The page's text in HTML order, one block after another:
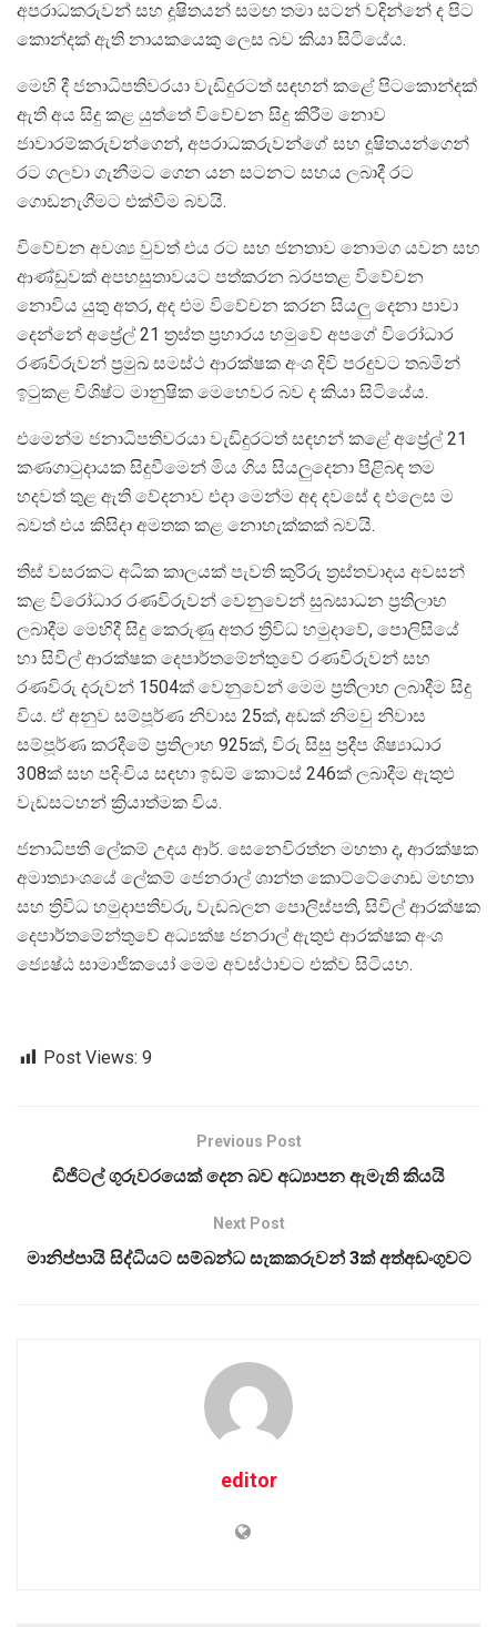
අපරාධකරුවන් සහ දූෂිතයන් සමඟ තමා සටන් වදින්නේ ද පිට
කොන්දක් ඇති නායකයෙකු ලෙස බව කියා සිටියේය.
මෙහි දී ජනාධිපතිවරයා වැඩිදුරටත් සඳහන් කළේ පිටකොන්දක්
ඇති අය සිදු කළ යුත්තේ විවේචන සිදු කිරීම නොව
ජාවාරම්කරුවන්ගෙන්, අපරාධකරුවන්ගේ සහ දූෂිතයන්ගෙන්
රට ගලවා ගැනීමට ගෙන යන සටනට සහය ලබාදී රට
ගොඩනැගීමට එක්වීම බවයි.
විවේචන අවශ්‍ය වුවත් එය රට සහ ජනතාව නොමග යවන සහ
ආණ්ඩුවක් අපහසුතාවයට පත්කරන බරපතළ විවේචන
නොවිය යුතු අතර, අද එම විවේචන කරන සියලු දෙනා පාවා
දෙන්නේ අප්‍රේල් 21 ත්‍රස්ත ප්‍රහාරය හමුවේ අපගේ විරෝධාර
රණවිරුවන් ප්‍රමුඛ සමස්ථ ආරක්ෂක අංශ දිවි පරදුවට තබමින්
ඉටුකළ විශිෂ්ට මානුෂික මෙහෙවර බව ද කියා සිටියේය.
එමෙන්ම ජනාධිපතිවරයා වැඩිදුරටත් සඳහන් කළේ අප්‍රේල් 21
කණගාටුදායක සිදුවීමෙන් මිය ගිය සියලුදෙනා පිළිබඳ තම
හදවත් තුළ ඇති වේදනාව එදා මෙන්ම අද දවසේ ද එලෙස ම
බවත් එය කිසිදා අමතක කළ නොහැක්කක් බවයි.
තිස් වසරකට අධික කාලයක් පැවති කුරිරු ත්‍රස්තවාදය අවසන්
කළ විරෝධාර රණවිරුවන් වෙනුවෙන් සුබසාධන ප්‍රතිලාභ
ලබාදීම මෙහිදී සිදු කෙරුණු අතර ත්‍රිවිධ හමුදාවේ, පොලිසියේ
හා සිවිල් ආරක්ෂක දෙපාර්තමේන්තුවේ රණවිරුවන් සහ
රණවිරු දරුවන් 1504ක් වෙනුවෙන් මෙම ප්‍රතිලාභ ලබාදීම සිදු
විය. ඒ අනුව සම්පූර්ණ නිවාස 25ක්, අඩක් නිමවු නිවාස
සම්පූර්ණ කරදීමේ ප්‍රතිලාභ 925ක්, විරු සිසු ප්‍රදීප ශිෂ්‍යාධාර
308ක් සහ පදිංචිය සඳහා ඉඩම් කොටස් 246ක් ලබාදීම ඇතුළු
වැඩසටහන් ක්‍රියාත්මක විය.
ජනාධිපති ලේකම් උදය ආර්. සෙනෙවිරත්න මහතා ද, ආරක්ෂක
අමාත්‍යාංශයේ ලේකම් ජෙනරාල් ශාන්ත කොට්ටේගොඩ මහතා
සහ ත්‍රිවිධ හමුදාපතිවරු, වැඩබලන පොලිස්පති, සිවිල් ආරක්ෂක
දෙපාර්තමේන්තුවේ අධ්‍යක්ෂ ජනරාල් ඇතුළු ආරක්ෂක අංශ
ජ්‍යෙෂ්ඨ සාමාජිකයෝ මෙම අවස්ථාවට එක්ව සිටියහ.
Post Views: 9
Previous Post
ඩිජිටල් ගුරුවරයෙක් දෙන බව අධ්‍යාපන ඇමැති කියයි
Next Post
මානිප්පායි සිද්ධියට සම්බන්ධ සැකකරුවන් 3ක් අත්අඩංගුවට
editor